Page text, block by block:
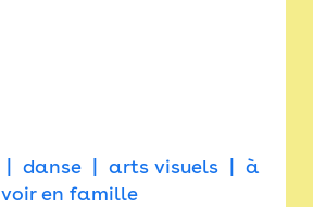
danse arts visuels
à
voir en famille